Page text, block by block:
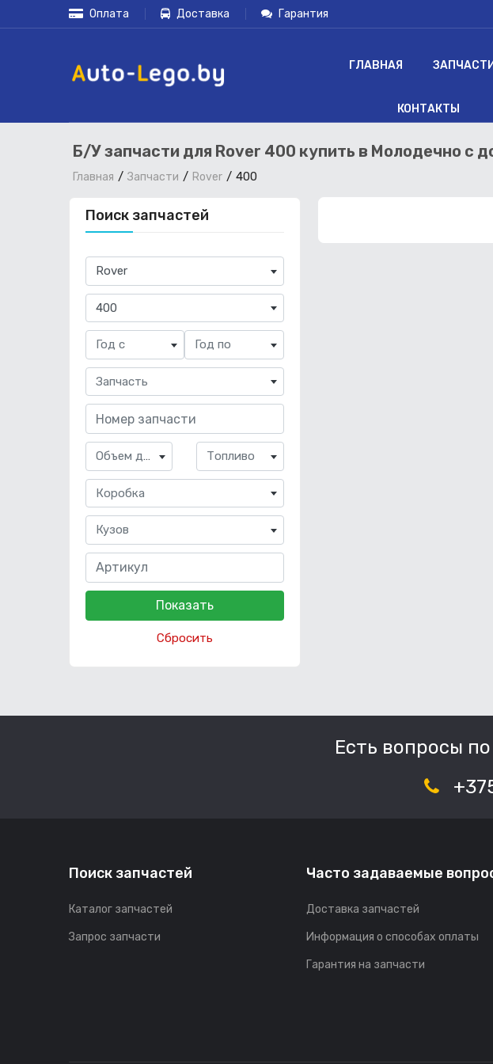
Оплата Доставка Гарантия
ГЛАВНАЯ ЗАПЧАСТИ
КОНТАКТЫ
Б/У запчасти для Rover 400 купить в Молодечно с
Главная Запчасти Rover 400
Поиск запчастей
×
Rover
×
400
Год с Год по
Запчасть
Объем двигателя Топливо
Коробка
Кузов
Сбросить
Есть вопросы
Поиск запчастей
Каталог запчастей
Запрос запчасти
Часто задаваемые
Доставка запчастей
Информация о способах оплаты
Гарантия на запчасти